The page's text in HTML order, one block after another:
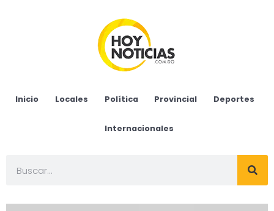
Inicio Locales Política Provincial Deportes
Internacionales